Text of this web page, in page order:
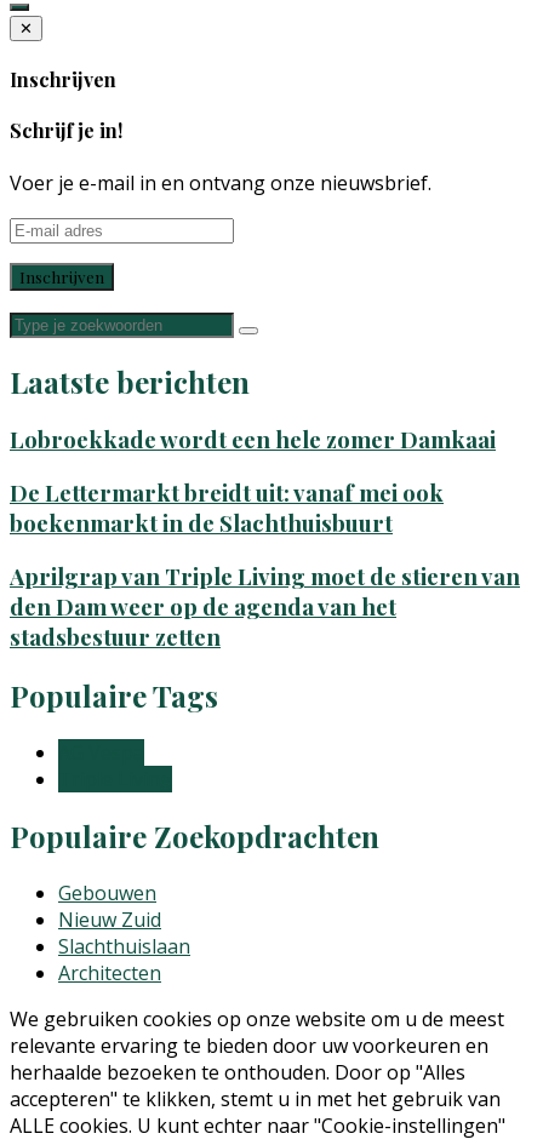
✕
Inschrijven
Schrijf je in!
Voer je e-mail in en ontvang onze nieuwsbrief.
Laatste berichten
Lobroekkade wordt een hele zomer Damkaai
De Lettermarkt breidt uit: vanaf mei ook
boekenmarkt in de Slachthuisbuurt
Aprilgrap van Triple Living moet de stieren van
den Dam weer op de agenda van het
stadsbestuur zetten
Populaire Tags
Populaire Zoekopdrachten
Gebouwen
Nieuw Zuid
Slachthuislaan
Architecten
We gebruiken cookies op onze website om u de meest
relevante ervaring te bieden door uw voorkeuren en
herhaalde bezoeken te onthouden. Door op "Alles
accepteren" te klikken, stemt u in met het gebruik van
ALLE cookies. U kunt echter naar "Cookie-instellingen"